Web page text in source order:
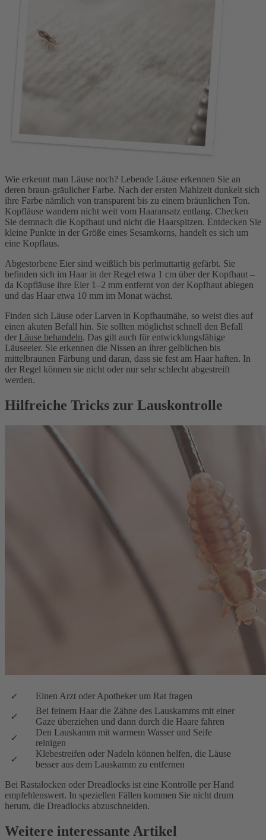
Wie erkennt man Läuse noch? Lebende Läuse erkennen Sie an
deren braun-gräulicher Farbe. Nach der ersten Mahlzeit dunkelt sich
ihre Farbe nämlich von transparent bis zu einem bräunlichen Ton.
Kopfläuse wandern nicht weit vom Haaransatz entlang. Checken
Sie demnach die Kopfhaut und nicht die Haarspitzen. Entdecken Sie
kleine Punkte in der Größe eines Sesamkorns, handelt es sich um
eine Kopflaus.
Abgestorbene Eier sind weißlich bis perlmuttartig gefärbt. Sie
befinden sich im Haar in der Regel etwa 1 cm über der Kopfhaut –
da Kopfläuse ihre Eier 1–2 mm entfernt von der Kopfhaut ablegen
und das Haar etwa 10 mm im Monat wächst.
Finden sich Läuse oder Larven in Kopfhautnähe, so weist dies auf
einen akuten Befall hin. Sie sollten möglichst schnell den Befall
der Läuse behandeln. Das gilt auch für entwicklungsfähige
Läuseeier. Sie erkennen die Nissen an ihrer gelblichen bis
mittelbraunen Färbung und daran, dass sie fest am Haar haften. In
der Regel können sie nicht oder nur sehr schlecht abgestreift
werden.
Hilfreiche Tricks zur Lauskontrolle
Einen Arzt oder Apotheker um Rat fragen
Bei feinem Haar die Zähne des Lauskamms mit einer
Gaze überziehen und dann durch die Haare fahren
Den Lauskamm mit warmem Wasser und Seife
reinigen
Klebestreifen oder Nadeln können helfen, die Läuse
besser aus dem Lauskamm zu entfernen
Bei Rastalocken oder Dreadlocks ist eine Kontrolle per Hand
empfehlenswert. In speziellen Fällen kommen Sie nicht drum
herum, die Dreadlocks abzuschneiden.
Weitere interessante Artikel